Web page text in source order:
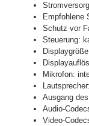
Empfohlene
Schutz vor
Steuerung:
Mikrofon:
Ausgang
Audio-
Video-